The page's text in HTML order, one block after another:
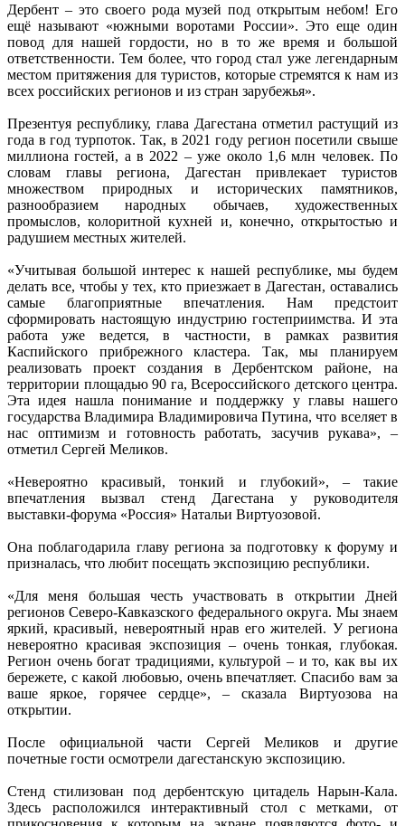
Дербент – это своего рода музей под открытым небом! Его
ещё называют «южными воротами России». Это еще один
повод для нашей гордости, но в то же время и большой
ответственности. Тем более, что город стал уже легендарным
местом притяжения для туристов, которые стремятся к нам из
всех российских регионов и из стран зарубежья».
Презентуя республику, глава Дагестана отметил растущий из
года в год турпоток. Так, в 2021 году регион посетили свыше
миллиона гостей, а в 2022 – уже около 1,6 млн человек. По
словам главы региона, Дагестан привлекает туристов
множеством природных и исторических памятников,
разнообразием народных обычаев, художественных
промыслов, колоритной кухней и, конечно, открытостью и
радушием местных жителей.
«Учитывая большой интерес к нашей республике, мы будем
делать все, чтобы у тех, кто приезжает в Дагестан, оставались
самые благоприятные впечатления. Нам предстоит
сформировать настоящую индустрию гостеприимства. И эта
работа уже ведется, в частности, в рамках развития
Каспийского прибрежного кластера. Так, мы планируем
реализовать проект создания в Дербентском районе, на
территории площадью 90 га, Всероссийского детского центра.
Эта идея нашла понимание и поддержку у главы нашего
государства Владимира Владимировича Путина, что вселяет в
нас оптимизм и готовность работать, засучив рукава», –
отметил Сергей Меликов.
«Невероятно красивый, тонкий и глубокий», – такие
впечатления вызвал стенд Дагестана у руководителя
выставки-форума «Россия» Натальи Виртуозовой.
Она поблагодарила главу региона за подготовку к форуму и
призналась, что любит посещать экспозицию республики.
«Для меня большая честь участвовать в открытии Дней
регионов Северо-Кавказского федерального округа. Мы знаем
яркий, красивый, невероятный нрав его жителей. У региона
невероятно красивая экспозиция – очень тонкая, глубокая.
Регион очень богат традициями, культурой – и то, как вы их
бережете, с какой любовью, очень впечатляет. Спасибо вам за
ваше яркое, горячее сердце», – сказала Виртуозова на
открытии.
После официальной части Сергей Меликов и другие
почетные гости осмотрели дагестанскую экспозицию.
Стенд стилизован под дербентскую цитадель Нарын-Кала.
Здесь расположился интерактивный стол с метками, от